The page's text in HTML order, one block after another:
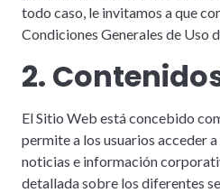
todo caso, le invitamos a que
Condiciones Generales de Uso
2.
El Sitio Web está concebido
permite a los usuarios acceder
noticias e información
detallada sobre los diferentes